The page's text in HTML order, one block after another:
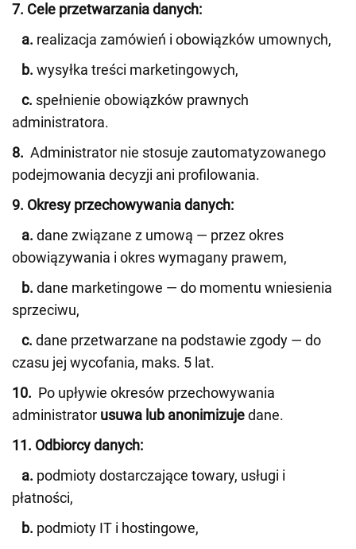
7. Cele przetwarzania danych:
a. realizacja zamówień i obowiązków umownych,
b. wysyłka treści marketingowych,
c. spełnienie obowiązków prawnych
administratora.
8. Administrator nie stosuje zautomatyzowanego
podejmowania decyzji ani profilowania.
9. Okresy przechowywania danych:
a. dane związane z umową — przez okres
obowiązywania i okres wymagany prawem,
b. dane marketingowe — do momentu wniesienia
sprzeciwu,
c. dane przetwarzane na podstawie zgody — do
czasu jej wycofania, maks. 5 lat.
10. Po upływie okresów przechowywania
administrator usuwa lub anonimizujedane.
11. Odbiorcy danych:
a. podmioty dostarczające towary, usługi i
płatności,
b. podmioty IT i hostingowe,